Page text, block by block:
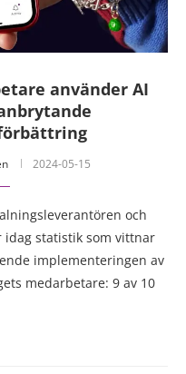
använder AI
2024-05-15
och
statistik som vittnar
implementeringen av
medarbetare: 9 av 10